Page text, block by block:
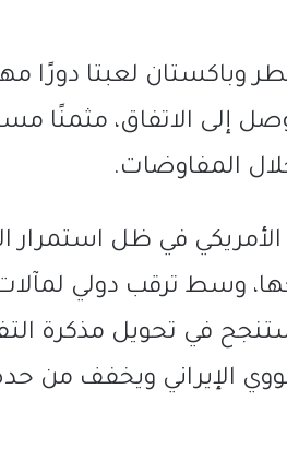
وباكستان لعبتا دورًا
إلى الاتفاق، مثمنًا
المفاوضات.
في ظل استمرار
وسط ترقب دولي
في تحويل مذكرة
الإيراني ويخفف من